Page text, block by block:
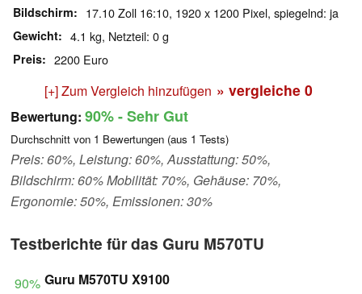
Bildschirm 17.10 Zoll 16:10, 1920 x 1200 Pixel, spiegelnd: ja
Gewicht 4.1 kg, Netzteil: 0 g
Preis 2200 Euro
[+] Zum Vergleich hinzufügen » vergleiche 0
Bewertung: 90%- Sehr Gut
Durchschnitt von 1 Bewertungen (aus 1 Tests)
Preis: 60%, Leistung: 60%, Ausstattung: 50%,
Bildschirm: 60% Mobilität: 70%, Gehäuse: 70%,
Ergonomie: 50%, Emissionen: 30%
Testberichte für das Guru M570TU
90% Guru M570TU X9100